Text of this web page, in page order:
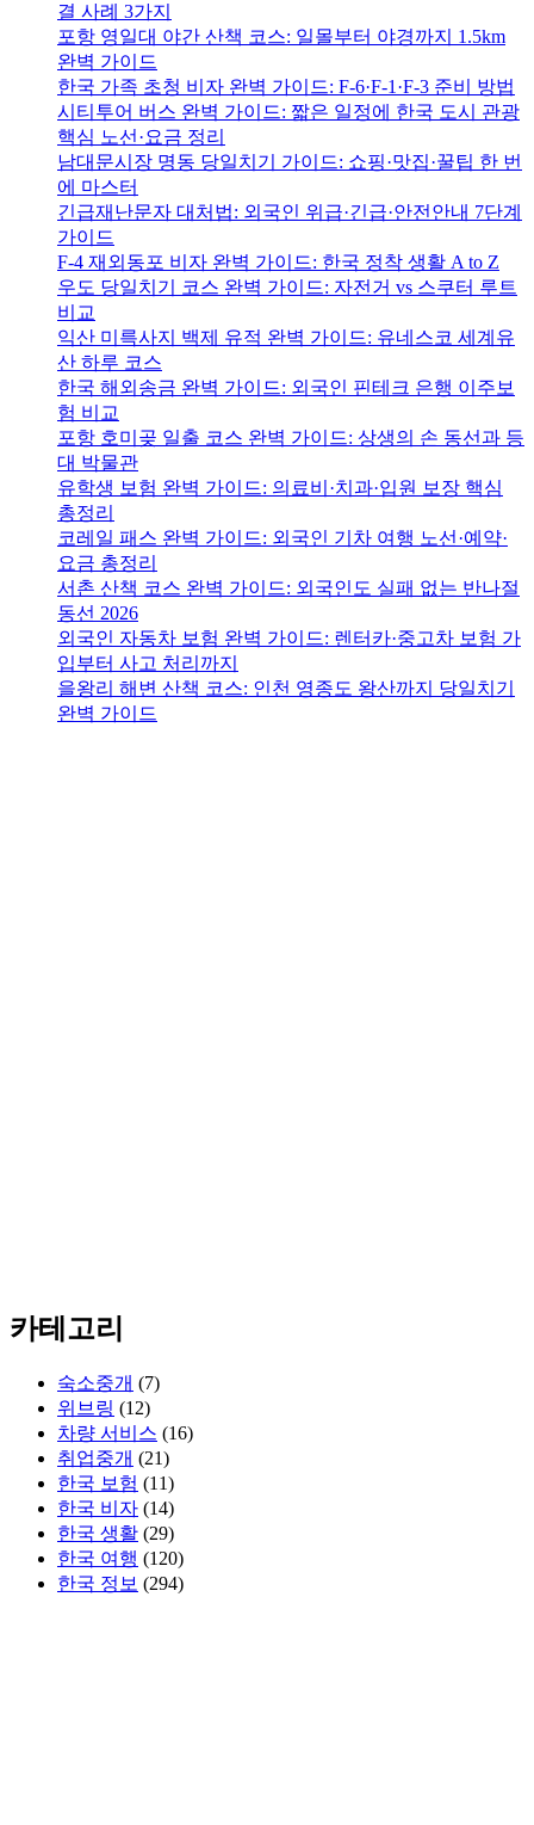
결 사례 3가지
포항 영일대 야간 산책 코스: 일몰부터 야경까지 1.5km
완벽 가이드
한국 가족 초청 비자 완벽 가이드: F-6·F-1·F-3 준비 방법
시티투어 버스 완벽 가이드: 짧은 일정에 한국 도시 관광
핵심 노선·요금 정리
남대문시장 명동 당일치기 가이드: 쇼핑·맛집·꿀팁 한 번
에 마스터
긴급재난문자 대처법: 외국인 위급·긴급·안전안내 7단계
가이드
F-4 재외동포 비자 완벽 가이드: 한국 정착 생활 A to Z
우도 당일치기 코스 완벽 가이드: 자전거 vs 스쿠터 루트
비교
익산 미륵사지 백제 유적 완벽 가이드: 유네스코 세계유
산 하루 코스
한국 해외송금 완벽 가이드: 외국인 핀테크 은행 이주보
험 비교
포항 호미곶 일출 코스 완벽 가이드: 상생의 손 동선과 등
대 박물관
유학생 보험 완벽 가이드: 의료비·치과·입원 보장 핵심
총정리
코레일 패스 완벽 가이드: 외국인 기차 여행 노선·예약·
요금 총정리
서촌 산책 코스 완벽 가이드: 외국인도 실패 없는 반나절
동선 2026
외국인 자동차 보험 완벽 가이드: 렌터카·중고차 보험 가
입부터 사고 처리까지
을왕리 해변 산책 코스: 인천 영종도 왕산까지 당일치기
완벽 가이드
카테고리
숙소중개 (7)
위브링 (12)
차량 서비스 (16)
취업중개 (21)
한국 보험 (11)
한국 비자 (14)
한국 생활 (29)
한국 여행 (120)
한국 정보 (294)